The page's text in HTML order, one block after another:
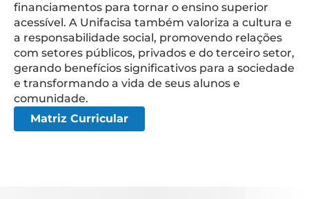
financiamentos para tornar o ensino superior
acessível. A Unifacisa também valoriza a cultura e
a responsabilidade social, promovendo relações
com setores públicos, privados e do terceiro setor,
gerando benefícios significativos para a sociedade
e transformando a vida de seus alunos e
comunidade.
Matriz Curricular